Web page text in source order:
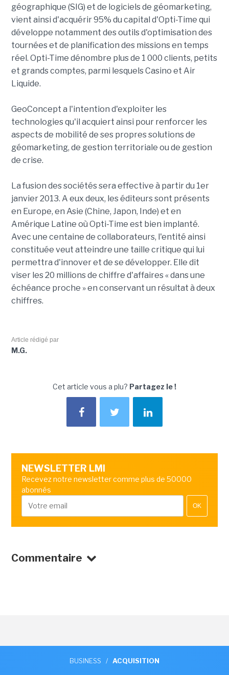
géographique (SIG) et de logiciels de géomarketing,
vient ainsi d'acquérir 95% du capital d'Opti-Time qui
développe notamment des outils d'optimisation des
tournées et de planification des missions en temps
réel. Opti-Time dénombre plus de 1 000 clients, petits
et grands comptes, parmi lesquels Casino et Air
Liquide.
GeoConcept a l'intention d'exploiter les
technologies qu'il acquiert ainsi pour renforcer les
aspects de mobilité de ses propres solutions de
géomarketing, de gestion territoriale ou de gestion
de crise.
La fusion des sociétés sera effective à partir du 1er
janvier 2013. A eux deux, les éditeurs sont présents
en Europe, en Asie (Chine, Japon, Inde) et en
Amérique Latine où Opti-Time est bien implanté.
Avec une centaine de collaborateurs, l'entité ainsi
constituée veut atteindre une taille critique qui lui
permettra d'innover et de se développer. Elle dit
viser les 20 millions de chiffre d'affaires « dans une
échéance proche » en conservant un résultat à deux
chiffres.
Article rédigé par
M.G.
Cet article vous a plu? Partagez le !
NEWSLETTER LMI
Recevez notre newsletter comme plus de 50000
abonnés
OK
Commentaire
BUSINESS / ACQUISITION